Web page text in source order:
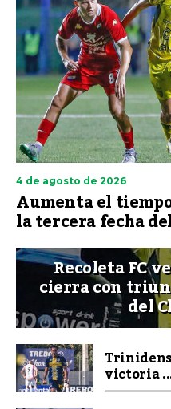
4 de agosto de 2026
Aumenta el
la tercera fecha
Recoleta FC
cierra con
del
victoria